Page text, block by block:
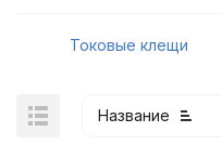
Токовые клещи
Название